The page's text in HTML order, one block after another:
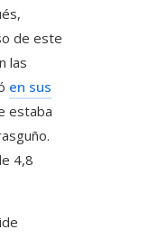
de este
las
en sus
estaba
4,8